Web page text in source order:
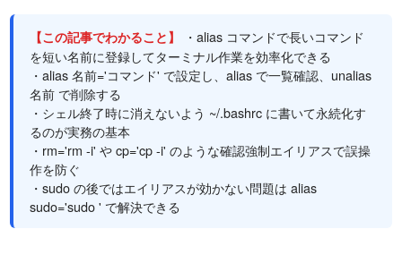
【この記事でわかること】
・alias コマンドで長いコマンド
を短い名前に登録してターミナル作業を効率化できる
・alias 名前='コマンド' で設定し、alias で一覧確認、unalias
名前 で削除する
・シェル終了時に消えないよう ~/.bashrc に書いて永続化す
るのが実務の基本
・rm='rm -i' や cp='cp -i' のような確認強制エイリアスで誤操
作を防ぐ
・sudo の後ではエイリアスが効かない問題は alias
sudo='sudo ' で解決できる